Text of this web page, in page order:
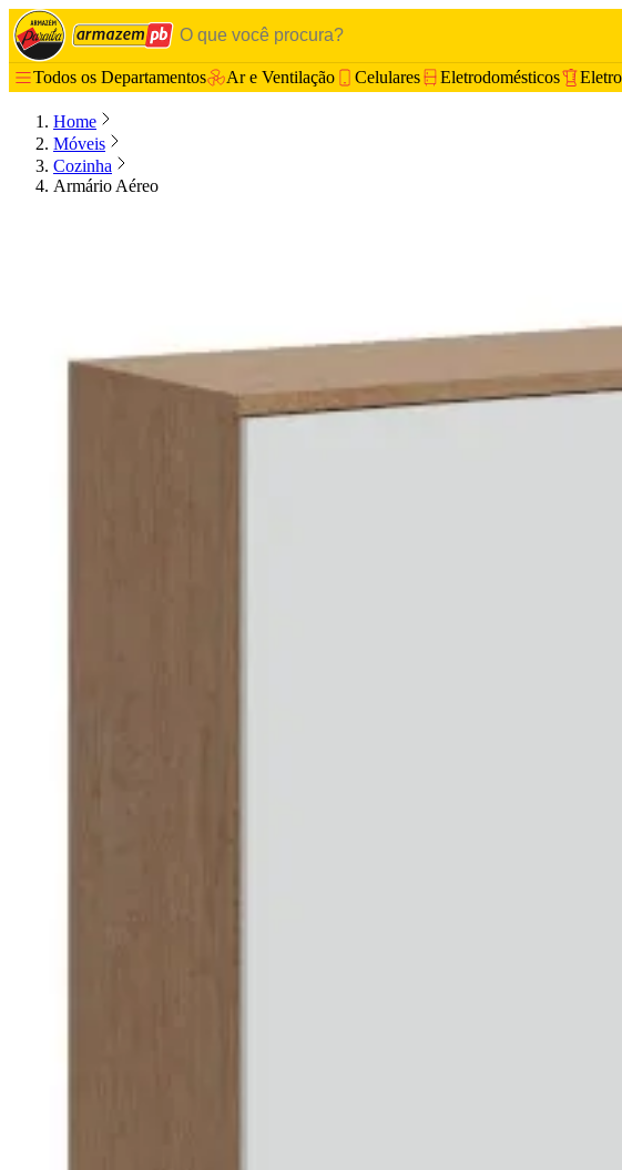
Todos os Departamentos Ar e Ventilação Celulares Eletrodomésticos
Home
Móveis
Cozinha
Armário Aéreo